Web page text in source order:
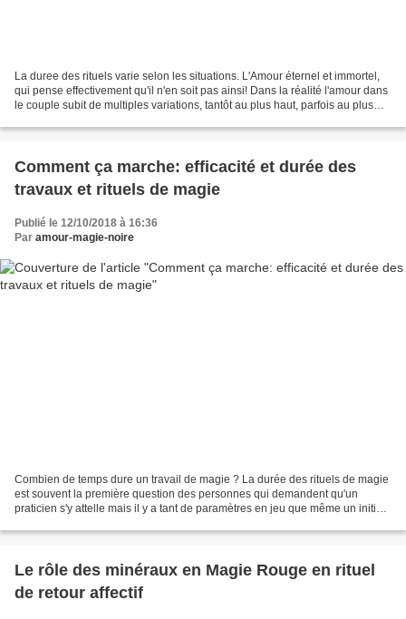
La duree des rituels varie selon les situations. L'Amour éternel et immortel,
qui pense effectivement qu'il n'en soit pas ainsi! Dans la réalité l'amour dans
le couple subit de multiples variations, tantôt au plus haut, parfois au plus
Comment ça marche: efficacité et durée des
travaux et rituels de magie
Publié le 12/10/2018 à 16:36
Par amour-magie-noire
Combien de temps dure un travail de magie ? La durée des rituels de magie
est souvent la première question des personnes qui demandent qu'un
praticien s'y attelle mais il y a tant de paramètres en jeu que même un initié
Le rôle des minéraux en Magie Rouge en rituel
de retour affectif